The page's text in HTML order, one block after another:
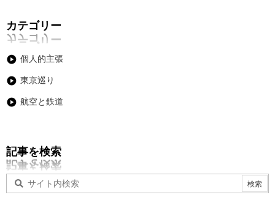
カテゴリー
個人的主張
東京巡り
航空と鉄道
記事を検索